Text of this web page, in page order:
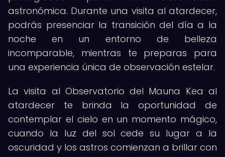
astronómica. Durante una visita al atardecer,
podrás presenciar la transición del día a la
noche en un entorno de belleza
incomparable, mientras te preparas para
una experiencia única de observación estelar.
La visita al Observatorio del Mauna Kea al
atardecer te brinda la oportunidad de
contemplar el cielo en un momento mágico,
cuando la luz del sol cede su lugar a la
oscuridad y los astros comienzan a brillar con